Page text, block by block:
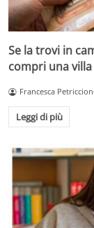
Se la trovi in
compri una villa
Francesca
Leggi di più